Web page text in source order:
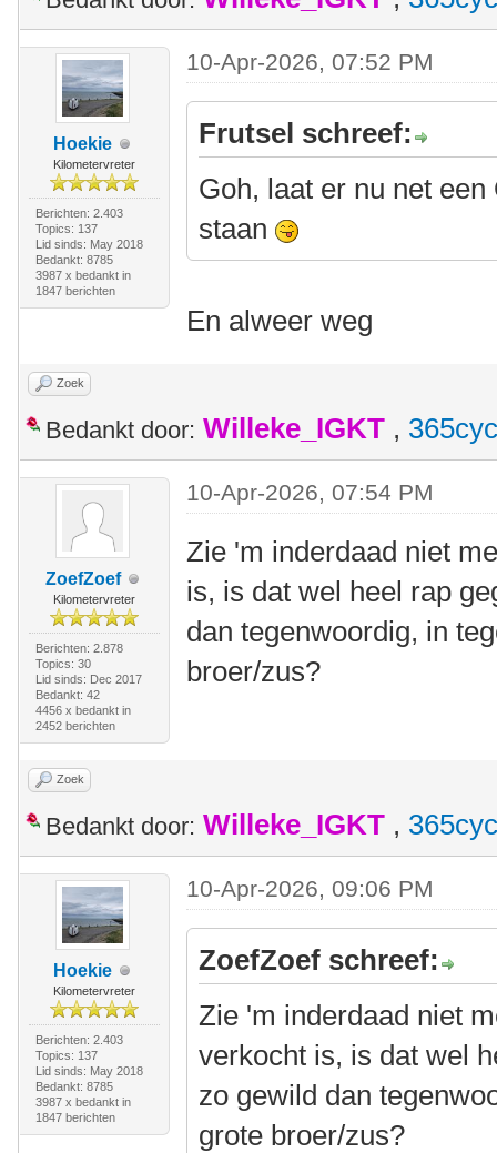
Hoekie
Kilometervreter
Berichten: 2.403
Topics: 137
Lid sinds: May 2018
Bedankt: 8785
3987 x bedankt in
1847 berichten
10-Apr-2026, 07:52 PM
Frutsel schreef:
Goh, laat er nu net
staan
En alweer weg
Zoek
Bedankt door: Willeke_IGKT ,
ZoefZoef
Kilometervreter
Berichten: 2.878
Topics: 30
Lid sinds: Dec 2017
Bedankt: 42
4456 x bedankt in
2452 berichten
10-Apr-2026, 07:54 PM
Zie 'm inderdaad niet
is, is dat wel heel rap
dan tegenwoordig, in
broer/zus?
Zoek
Bedankt door: Willeke_IGKT ,
Hoekie
Kilometervreter
Berichten: 2.403
Topics: 137
Lid sinds: May 2018
Bedankt: 8785
3987 x bedankt in
1847 berichten
10-Apr-2026, 09:06 PM
ZoefZoef schreef:
Zie 'm inderdaad niet
verkocht is, is dat wel
zo gewild dan
grote broer/zus?